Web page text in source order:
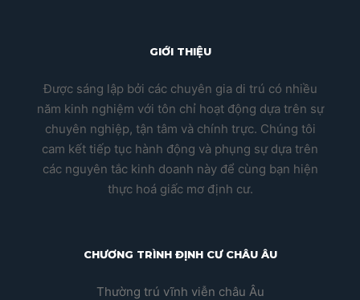
GIỚI THIỆU
Được sáng lập bởi các chuyên gia di trú có nhiều
năm kinh nghiệm với tôn chỉ hoạt động dựa trên sự
chuyên nghiệp, tận tâm và chính trực. Chúng tôi
cam kết tiếp tục hành động và phụng sự dựa trên
các nguyên tắc kinh doanh này để cùng bạn hiện
thực hoá giấc mơ định cư.
CHƯƠNG TRÌNH ĐỊNH CƯ CHÂU ÂU
Thường trú vĩnh viễn châu Âu